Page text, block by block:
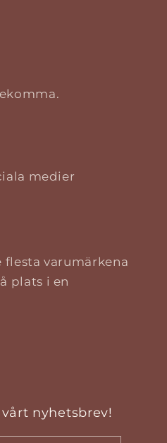
medier
flesta varumärkena
plats i en
nyhetsbrev!